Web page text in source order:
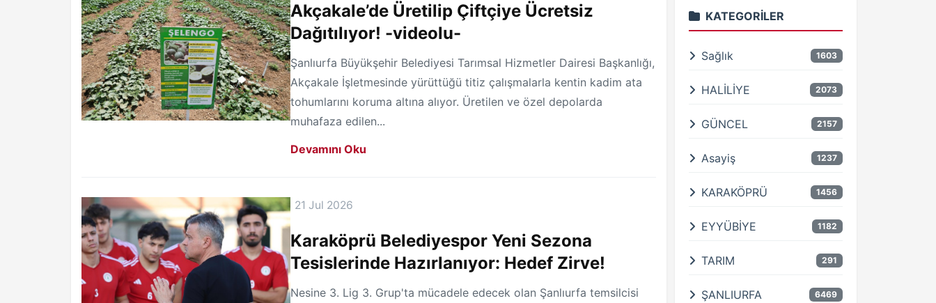
Akçakale’de Üretilip Çiftçiye Ücretsiz
Dağıtılıyor! -videolu-
Şanlıurfa Büyükşehir Belediyesi Tarımsal Hizmetler Dairesi Başkanlığı,
Akçakale İşletmesinde yürüttüğü titiz çalışmalarla kentin kadim ata
tohumlarını koruma altına alıyor. Üretilen ve özel depolarda
muhafaza edilen...
Devamını Oku
21 Jul 2026
Karaköprü Belediyespor Yeni Sezona
Tesislerinde Hazırlanıyor: Hedef Zirve!
Nesine 3. Lig 3. Grup'ta mücadele edecek olan Şanlıurfa temsilcisi
KATEGORILER
Sağlık 1603
HALİLİYE 2073
GÜNCEL 2157
Asayiş 1237
KARAKÖPRÜ 1456
EYYÜBİYE 1182
TARIM 291
ŞANLIURFA 6469